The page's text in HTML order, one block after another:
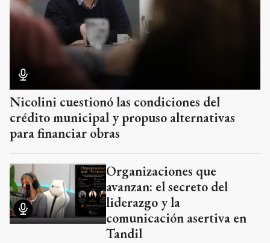
Nicolini cuestionó las condiciones del
crédito municipal y propuso alternativas
para financiar obras
Organizaciones que
avanzan: el secreto del
liderazgo y la
comunicación asertiva en
Tandil